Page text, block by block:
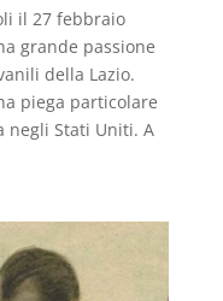
il 27 febbraio
grande passione
della Lazio.
piega particolare
negli Stati Uniti. A